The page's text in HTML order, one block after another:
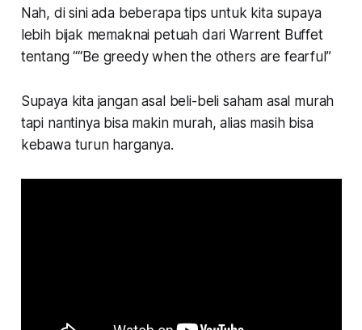
Nah, di sini ada beberapa tips untuk kita supaya
lebih bijak memaknai petuah dari Warrent Buffet
tentang ““Be greedy when the others are fearful”
Supaya kita jangan asal beli-beli saham asal murah
tapi nantinya bisa makin murah, alias masih bisa
kebawa turun harganya.